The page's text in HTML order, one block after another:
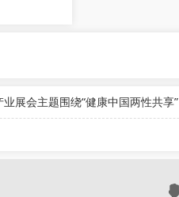
展会主题围绕“健康中国两性共享”